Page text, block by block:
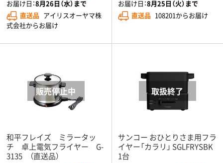
お届け日：8月26日（水）まで
直送品 アイリスオーヤマ株
式会社からお届け
お届け日：8月25日（火）まで
直送品 108201からお届け
和平フレイズ ミラータッ
チ 卓上電気フライヤー G-
3135 （直送品）
サンコー おひとりさま用フラ
イヤー「カラリ」 SGLFRYSBK
1台